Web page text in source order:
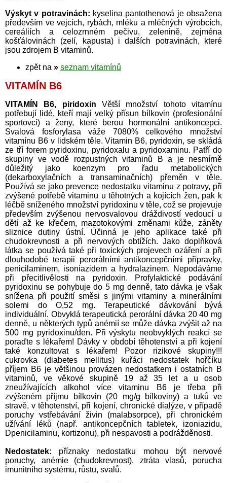
Výskyt v potravinách: kyselina pantothenová je obsažena
především ve vejcích, rybách, mléku a mléčných výrobcích,
cereáliích a celozrnném pečivu, zelenině, zejména
košťálovinách (zelí, kapusta) i dalších potravinách, které
jsou zdrojem B vitaminů.
zpět na » seznam vitamínů
VITAMÍN B6
VITAMÍN B6, piridoxin Větší množství tohoto vitamínu
potřebují lidé, kteří mají velký přísun bílkovin (profesionální
sportovci) a ženy, které berou hormonální antikoncepci.
Svalová fosforylasa váže 7080% celkového množství
vitamínu B6 v lidském těle. Vitamin B6, pyridoxin, se skládá
ze tří forem pyridoxinu, pyridoxalu a pyridoxaminu. Patří do
skupiny ve vodě rozpustných vitaminů B a je nesmírně
důležitý jako koenzym pro řadu metabolických
(dekarboxylačních a transaminačních) přeměn v těle.
Používá se jako prevence nedostatku vitaminu z potravy, při
zvýšené potřebě vitaminu u těhotných a kojících žen, pak k
léčbě sníženého množství pyridoxinu v těle, což se projevuje
především zvýšenou nervosvalovou dráždivostí vedoucí u
dětí až ke křečem, mazotokovými změnami kůže, záněty
sliznice dutiny ústní. Účinná je jeho aplikace také při
chudokrevnosti a při nervových obtížích. Jako doplňková
látka se používá také při toxických projevech ozáření a při
dlouhodobé terapii perorálními antikoncepčními přípravky,
penicilaminem, isoniazidem a hydralazinem. Nepodáváme
při přecitlivělosti na pyridoxin. Profylaktické podávání
pyridoxinu se pohybuje do 5 mg denně, tato dávka je však
snížena při použití směsi s jinými vitaminy a minerálními
solemi do O,52 mg. Terapeutické dávkování bývá
individuální. Obvyklá terapeutická perorální dávka 20 40 mg
denně, u některých typů anémií se může dávka zvýšit až na
500 mg pyridoxinu/den. Při výskytu neobvyklých reakcí se
poraďte s lékařem! Dávky v období těhotenství a při kojení
také konzultovat s lékařem! Pozor rizikové skupiny!!!
cukrovka (diabetes mellitus) kuřáci nedostatek hořčíku
příjem B6 je většinou provázen nedostatkem i ostatních B
vitaminů, ve věkové skupině 19 až 35 let a u osob
zneužívajících alkohol více vitaminu B6 je třeba při
zvýšeném příjmu bílkovin (20 mg/g bílkoviny) a tuků ve
stravě, v těhotenství, při kojení, chronické dialýze, v případě
poruchy vstřebávání živin (malabsorpce), při chronickém
užívání léků (např. antikoncepčních tabletek, izoniazidu,
Dpenicilaminu, kortizonu), při nespavosti a podrážděnosti.
Nedostatek: příznaky nedostatku mohou být nervové
poruchy, anémie (chudokrevnost), ztráta vlasů, porucha
imunitního systému, růstu, svalů.